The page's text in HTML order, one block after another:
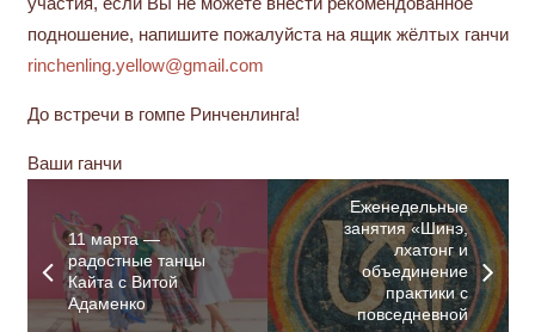
подношение, напишите пожалуйста на ящик жёлтых ганчи
rinchenling.yellow@gmail.com
До встречи в гомпе Ринченлинга!
Ваши ганчи
11 марта —
радостные танцы
Кайта с Витой
Адаменко
Еженедельные
занятия «Шинэ,
лхатонг и
объединение
практики с
повседневной